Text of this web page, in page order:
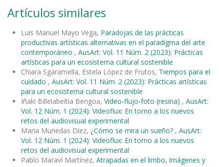
Artículos similares
Luis Manuel Mayo Vega, Paradojas de las prácticas
productivas artísticas alternativas en el paradigma del arte
contemporáneo , AusArt: Vol. 11 Núm. 2 (2023): Prácticas
artísticas para un ecosistema cultural sostenible
Chiara Sgaramella, Estela López de Frutos, Tiempos para el
cuidado , AusArt: Vol. 11 Núm. 2 (2023): Prácticas artísticas
para un ecosistema cultural sostenible
Iñaki Billelabeitia Bengoa, Video-flujo-foto (resina) , AusArt:
Vol. 12 Núm. 1 (2024): Videoflux: En torno a los nuevos
retos del audiovisual experimental
Maria Muriedas Díez, ¿Cómo se mira un sueño? , AusArt:
Vol. 12 Núm. 1 (2024): Videoflux: En torno a los nuevos
retos del audiovisual experimental
Pablo Maraví Martínez, Atrapadas en el limbo, imágenes y